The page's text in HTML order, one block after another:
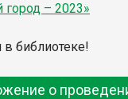
– 2023»
библиотеке!
о